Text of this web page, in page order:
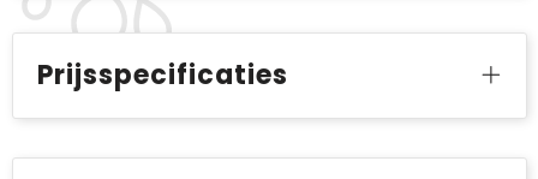
Prijsspecificaties